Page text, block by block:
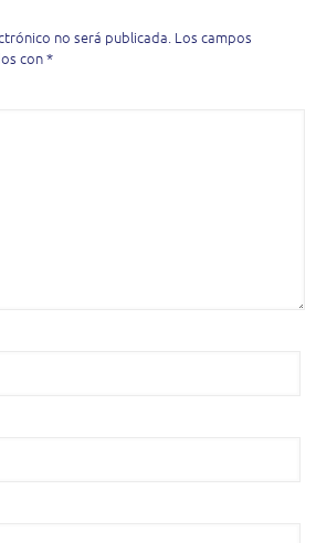
no será publicada. Los campos
con*